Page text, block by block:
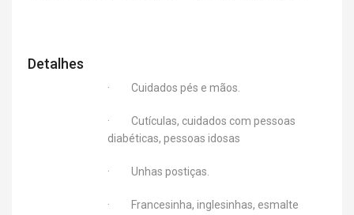
Detalhes
· Cuidados pés e mãos.
· Cutículas, cuidados com pessoas
diabéticas, pessoas idosas
· Unhas postiças.
· Francesinha, inglesinhas, esmalte